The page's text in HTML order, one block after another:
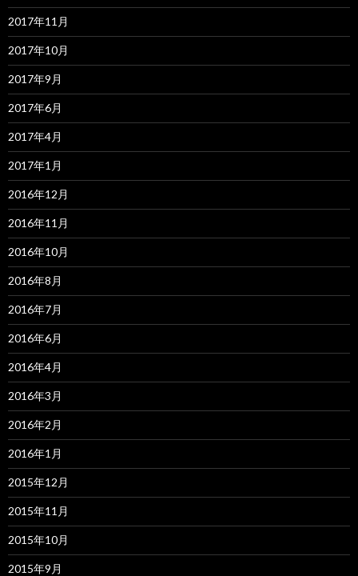
2017年11月
2017年10月
2017年9月
2017年6月
2017年4月
2017年1月
2016年12月
2016年11月
2016年10月
2016年8月
2016年7月
2016年6月
2016年4月
2016年3月
2016年2月
2016年1月
2015年12月
2015年11月
2015年10月
2015年9月